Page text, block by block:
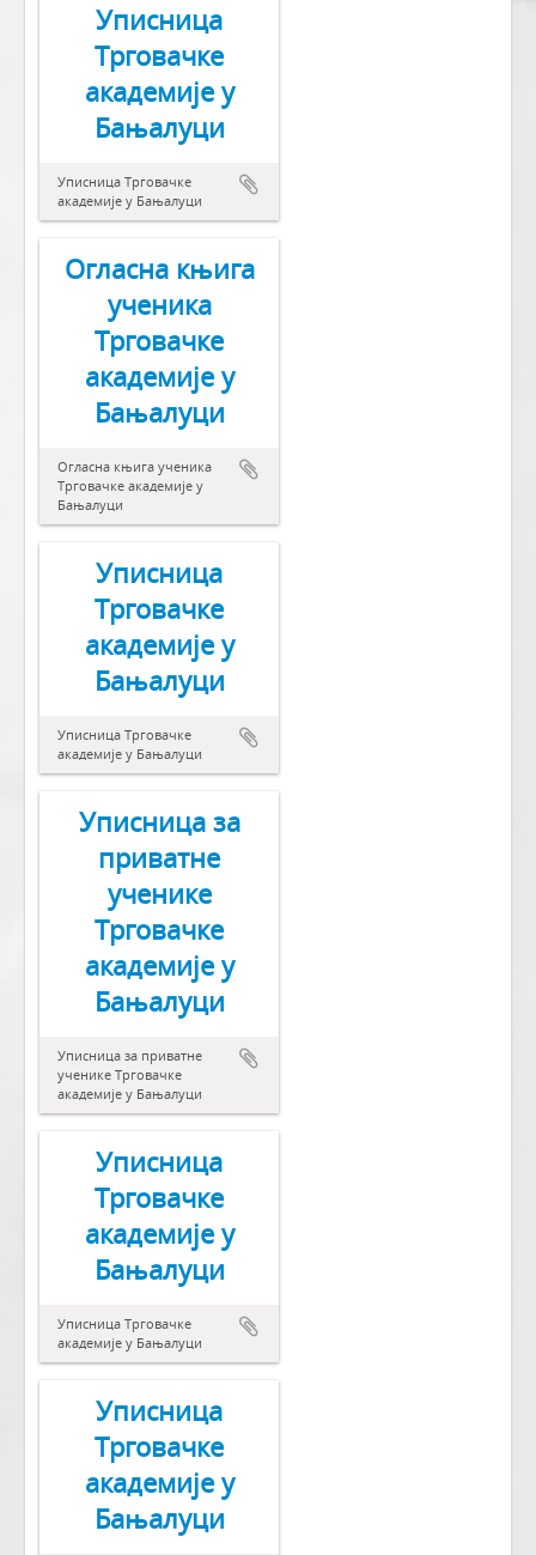
Уписница
Трговачке
академије у
Бањалуци
Уписница Трговачке
академије у Бањалуци
Огласна књига
ученика
Трговачке
академије у
Бањалуци
Огласна књига ученика
Трговачке академије у
Бањалуци
Уписница
Трговачке
академије у
Бањалуци
Уписница Трговачке
академије у Бањалуци
Уписница за
приватне
ученике
Трговачке
академије у
Бањалуци
Уписница за приватне
ученике Трговачке
академије у Бањалуци
Уписница
Трговачке
академије у
Бањалуци
Уписница Трговачке
академије у Бањалуци
Уписница
Трговачке
академије у
Бањалуци